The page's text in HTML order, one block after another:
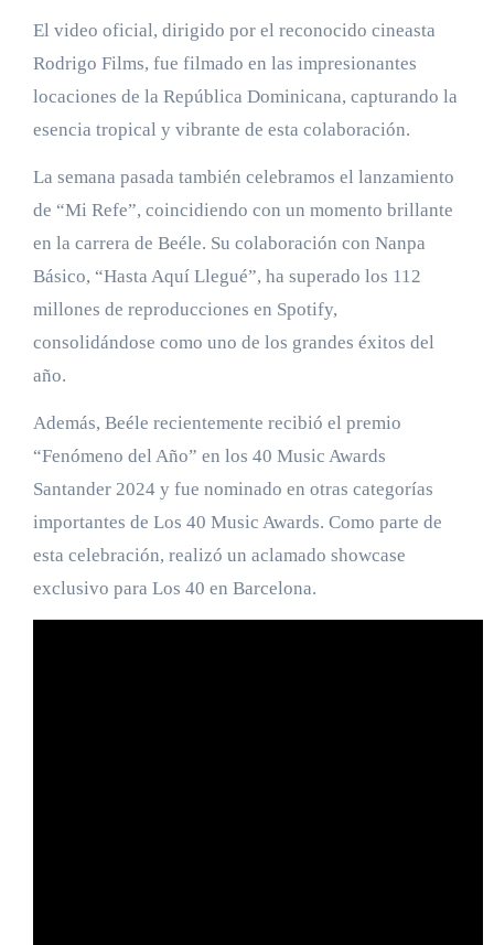
El video oficial, dirigido por el reconocido cineasta
Rodrigo Films, fue filmado en las impresionantes
locaciones de la República Dominicana, capturando la
esencia tropical y vibrante de esta colaboración.
La semana pasada también celebramos el lanzamiento
de “Mi Refe”, coincidiendo con un momento brillante
en la carrera de Beéle. Su colaboración con Nanpa
Básico, “Hasta Aquí Llegué”, ha superado los 112
millones de reproducciones en Spotify,
consolidándose como uno de los grandes éxitos del
año.
Además, Beéle recientemente recibió el premio
“Fenómeno del Año” en los 40 Music Awards
Santander 2024 y fue nominado en otras categorías
importantes de Los 40 Music Awards. Como parte de
esta celebración, realizó un aclamado showcase
exclusivo para Los 40 en Barcelona.